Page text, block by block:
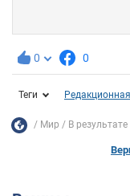
0 0
Теги
Мир В